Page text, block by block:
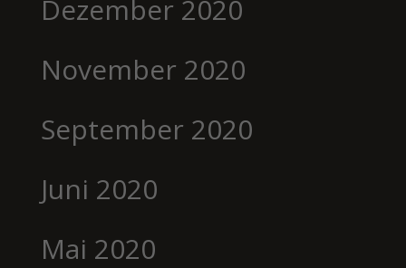
Dezember 2020
November 2020
September 2020
Juni 2020
Mai 2020